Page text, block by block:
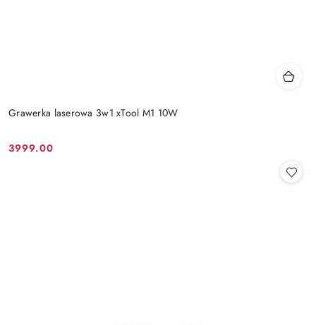
Grawerka laserowa 3w1 xTool M1 10W
Cena:
3999.00